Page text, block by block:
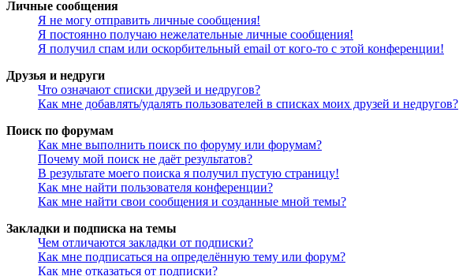
Личные сообщения
Я не могу отправить личные сообщения!
Я постоянно получаю нежелательные личные сообщения!
Я получил спам или оскорбительный email от кого-то с этой конференции!
Друзья и недруги
Что означают списки друзей и недругов?
Как мне добавлять/удалять пользователей в списках моих друзей и недругов?
Поиск по форумам
Как мне выполнить поиск по форуму или форумам?
Почему мой поиск не даёт результатов?
В результате моего поиска я получил пустую страницу!
Как мне найти пользователя конференции?
Как мне найти свои сообщения и созданные мной темы?
Закладки и подписка на темы
Чем отличаются закладки от подписки?
Как мне подписаться на определённую тему или форум?
Как мне отказаться от подписки?